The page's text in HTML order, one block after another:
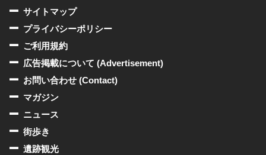
サイトマップ
プライバシーポリシー
ご利用規約
広告掲載について (Advertisement)
お問い合わせ (Contact)
マガジン
ニュース
街歩き
遺跡観光